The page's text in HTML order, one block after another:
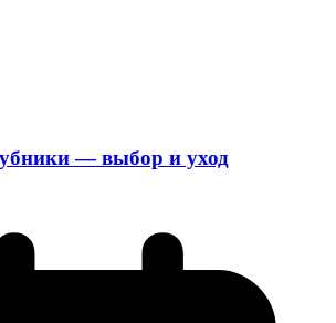
— выбор и уход